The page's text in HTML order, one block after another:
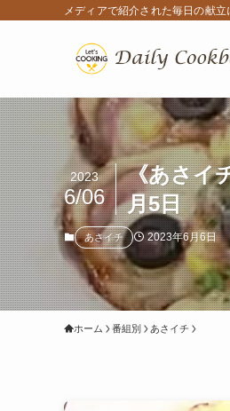
メディアで紹介された毎日の献
《あさイ
月5日
2023
6/06
あさイチ 2023年6月6日
ホーム 番組別 あさイチ